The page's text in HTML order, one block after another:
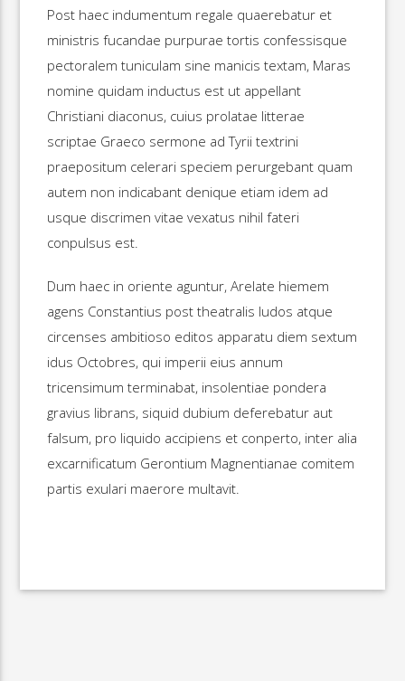
Post haec indumentum regale quaerebatur et
ministris fucandae purpurae tortis confessisque
pectoralem tuniculam sine manicis textam, Maras
nomine quidam inductus est ut appellant
Christiani diaconus, cuius prolatae litterae
scriptae Graeco sermone ad Tyrii textrini
praepositum celerari speciem perurgebant quam
autem non indicabant denique etiam idem ad
usque discrimen vitae vexatus nihil fateri
conpulsus est.
Dum haec in oriente aguntur, Arelate hiemem
agens Constantius post theatralis ludos atque
circenses ambitioso editos apparatu diem sextum
idus Octobres, qui imperii eius annum
tricensimum terminabat, insolentiae pondera
gravius librans, siquid dubium deferebatur aut
falsum, pro liquido accipiens et conperto, inter alia
excarnificatum Gerontium Magnentianae comitem
partis exulari maerore multavit.